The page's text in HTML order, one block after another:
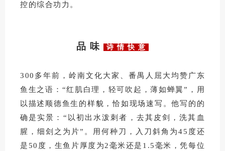
控的综合功力。
品 味 诗 情 快 意
300多年前，岭南文化大家、番禺人屈大均赞广东
鱼生之语：“红肌白理，轻可吹起，薄如蝉翼”，用
以描述顺德鱼生的样貌，恰如现场速写。他写的的
确是实景：“以初出水泼刺者，去其皮剑，洗其血
腥，细刽之为片”。用何种刀，入刀斜角为45度还
是50度，生鱼片厚度为2毫米还是1.5毫米，凭每位